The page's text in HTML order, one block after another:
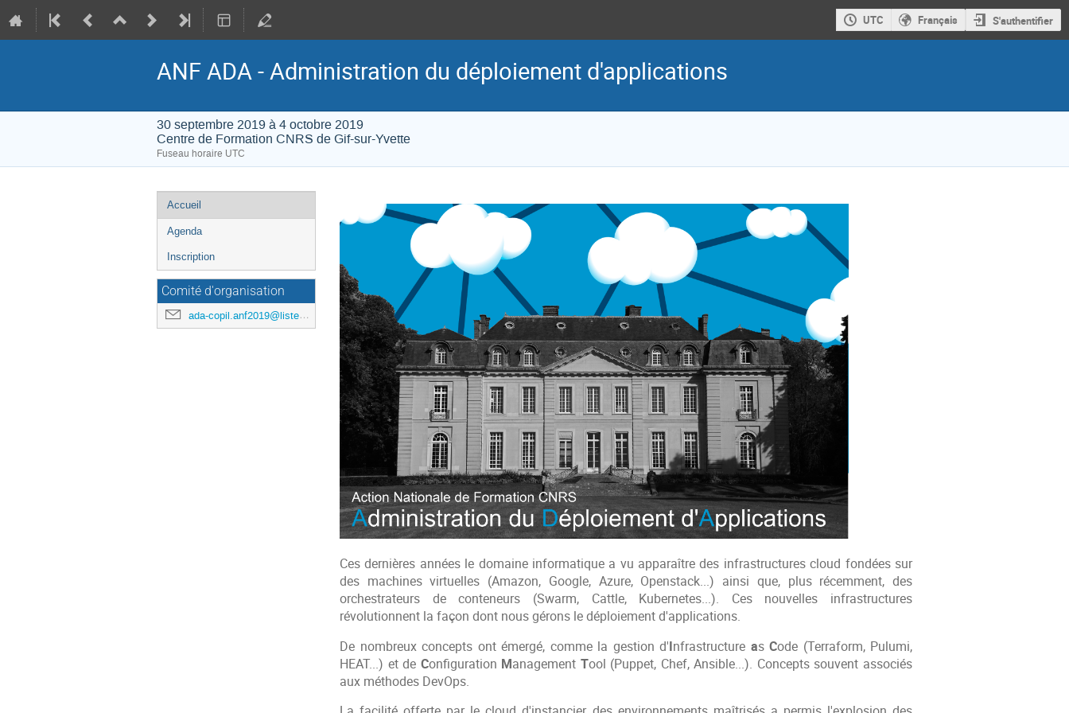
UTC Français S'authentifier
ANF ADA - Administration du déploiement d'applications
30 septembre 2019 à 4 octobre 2019
Centre de Formation CNRS de Gif-sur-Yvette
Fuseau horaire UTC
Menu
de
l'événement
Accueil
Agenda
Inscription
Comité d'organisation
ada-copil.anf2019@listes.resinfo.org
Ces dernières années le domaine informatique a vu apparaître des infrastructures cloud fondées sur
des machines virtuelles (Amazon, Google, Azure, Openstack...) ainsi que, plus récemment, des
orchestrateurs de conteneurs (Swarm, Cattle, Kubernetes...). Ces nouvelles infrastructures
révolutionnent la façon dont nous gérons le déploiement d'applications.
De nombreux concepts ont émergé, comme la gestion d'Infrastructure as Code (Terraform, Pulumi,
HEAT...) et de Configuration Management Tool (Puppet, Chef, Ansible...). Concepts souvent associés
aux méthodes DevOps.